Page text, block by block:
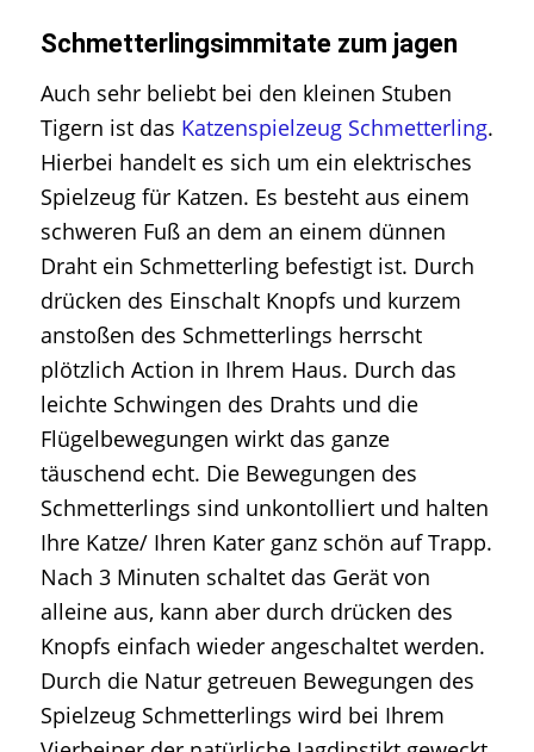
Schmetterlingsimmitate zum jagen
Auch sehr beliebt bei den kleinen Stuben
Tigern ist das Katzenspielzeug Schmetterling.
Hierbei handelt es sich um ein elektrisches
Spielzeug für Katzen. Es besteht aus einem
schweren Fuß an dem an einem dünnen
Draht ein Schmetterling befestigt ist. Durch
drücken des Einschalt Knopfs und kurzem
anstoßen des Schmetterlings herrscht
plötzlich Action in Ihrem Haus. Durch das
leichte Schwingen des Drahts und die
Flügelbewegungen wirkt das ganze
täuschend echt. Die Bewegungen des
Schmetterlings sind unkontolliert und halten
Ihre Katze/ Ihren Kater ganz schön auf Trapp.
Nach 3 Minuten schaltet das Gerät von
alleine aus, kann aber durch drücken des
Knopfs einfach wieder angeschaltet werden.
Durch die Natur getreuen Bewegungen des
Spielzeug Schmetterlings wird bei Ihrem